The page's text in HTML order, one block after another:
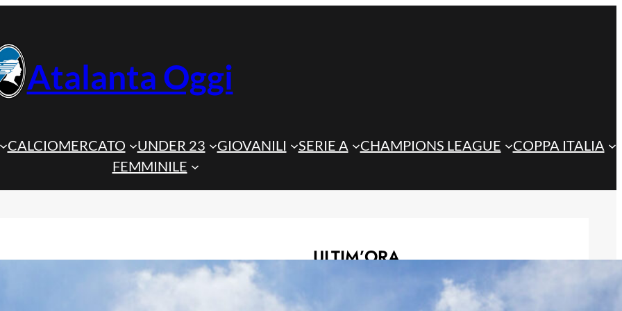
Atalanta Oggi
CALCIOMERCATO UNDER 23 GIOVANILI SERIE A CHAMPIONS LEAGUE
COPPA ITALIA
FEMMINILE
ULTIM’ORA
Steffanoni e Idele, l’Atalanta U23
prepara il futuro: i giovani talenti